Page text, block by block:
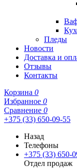
Пледы
Новости
Доставка и
Отзывы
Контакты
Корзина 0
Избранное 0
Сравнение 0
+375 (33) 650-09-55
Назад
Телефоны
+375 (33) 650-
Отдел продаж